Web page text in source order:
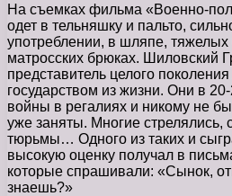
На съемках фильма «Военно-
одет в тельняшку и пальто,
употреблении, в шляпе,
матросских брюках.
представитель целого
государством из жизни. Они в
войны в регалиях и никому не
уже заняты. Многие стрелялись,
тюрьмы… Одного из таких и
высокую оценку получал в
которые спрашивали: «Сынок,
знаешь?»